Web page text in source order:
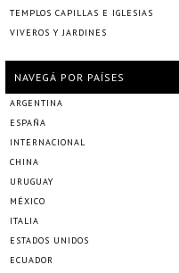
TEMPLOS CAPILLAS E IGLESIAS
VIVEROS Y JARDINES
NAVEGÁ POR PAÍSES
ARGENTINA
ESPAÑA
INTERNACIONAL
CHINA
URUGUAY
MÉXICO
ITALIA
ESTADOS UNIDOS
ECUADOR